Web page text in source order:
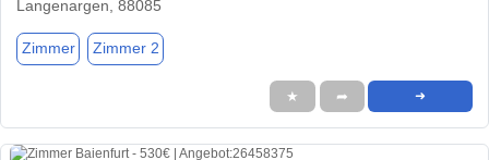
Langenargen, 88085
Zimmer Zimmer 2
★ ➦ ➜